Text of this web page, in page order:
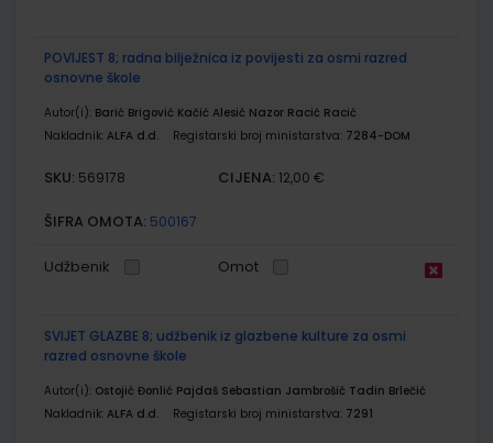
POVIJEST 8; radna bilježnica iz povijesti za osmi razred
osnovne škole
Autor(i): Barić Brigović Kačić Alesić Nazor Racić Racić
Nakladnik: ALFA d.d. Registarski broj ministarstva: 7284-DOM
SKU: 569178 CIJENA: 12,00 €
ŠIFRA OMOTA: 500167
Udžbenik Omot
SVIJET GLAZBE 8; udžbenik iz glazbene kulture za osmi
razred osnovne škole
Autor(i): Ostojić Đonlić Pajdaš Sebastian Jambrošić Tadin Brlečić
Nakladnik: ALFA d.d. Registarski broj ministarstva: 7291